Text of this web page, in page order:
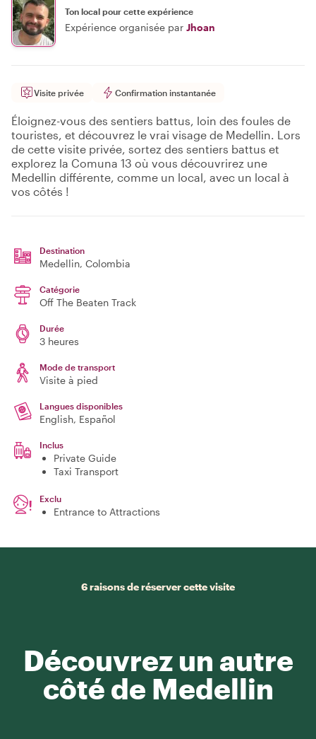
Ton local pour cette expérience
Expérience organisée par Jhoan
Visite privée Confirmation instantanée
Éloignez-vous des sentiers battus, loin des foules de
touristes, et découvrez le vrai visage de Medellin. Lors
de cette visite privée, sortez des sentiers battus et
explorez la Comuna 13 où vous découvrirez une
Medellin différente, comme un local, avec un local à
vos côtés !
Destination
Medellin, Colombia
Catégorie
Off The Beaten Track
Durée
3 heures
Mode de transport
Visite à pied
Langues disponibles
English, Español
Inclus
Private Guide
Taxi Transport
Exclu
Entrance to Attractions
6 raisons de réserver cette visite
Découvrez un autre
côté de Medellin